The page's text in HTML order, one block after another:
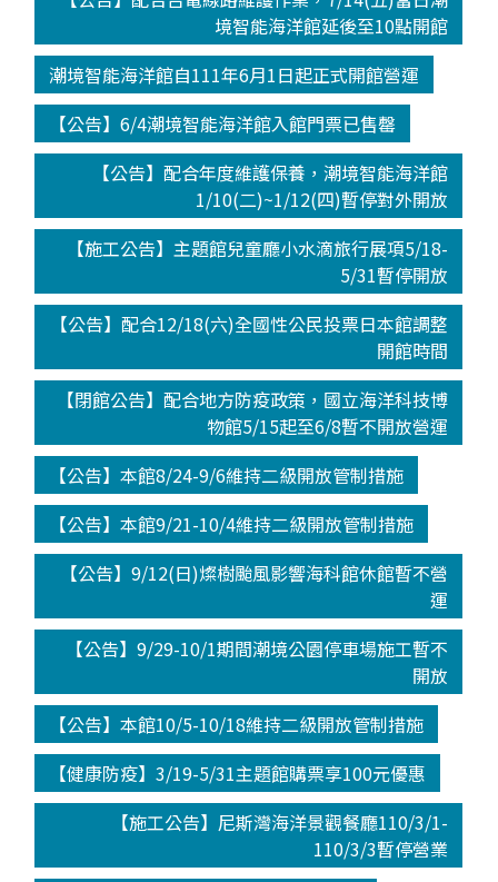
境智能海洋館延後至10點開館
潮境智能海洋館自111年6月1日起正式開館營運
【公告】6/4潮境智能海洋館入館門票已售罄
【公告】配合年度維護保養，潮境智能海洋館
1/10(二)~1/12(四)暫停對外開放
【施工公告】主題館兒童廳小水滴旅行展項5/18-
5/31暫停開放
【公告】配合12/18(六)全國性公民投票日本館調整
開館時間
【閉館公告】配合地方防疫政策，國立海洋科技博
物館5/15起至6/8暫不開放營運
【公告】本館8/24-9/6維持二級開放管制措施
【公告】本館9/21-10/4維持二級開放管制措施
【公告】9/12(日)燦樹颱風影響海科館休館暫不營
運
【公告】9/29-10/1期間潮境公園停車場施工暫不
開放
【公告】本館10/5-10/18維持二級開放管制措施
【健康防疫】3/19-5/31主題館購票享100元優惠
【施工公告】尼斯灣海洋景觀餐廳110/3/1-
110/3/3暫停營業